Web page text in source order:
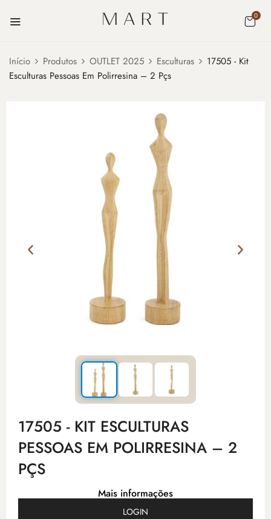
0
Início Produtos OUTLET 2025 Esculturas
17505 - Kit
Esculturas Pessoas Em Polirresina – 2 Pçs
17505 - KIT ESCULTURAS
PESSOAS EM POLIRRESINA – 2
PÇS
Mais informações
LOGIN